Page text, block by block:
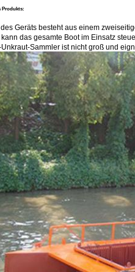
Produkts:
des Geräts besteht aus einem
das gesamte Boot im Einsatz
Unkraut-Sammler ist nicht groß und